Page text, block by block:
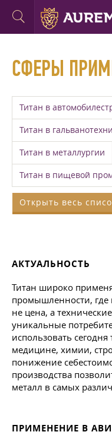
СФЕРЫ
Титан в
Титан в
Титан в металлургии
Титан в пищевой
Открыть весь
АКТУАЛЬНОСТЬ
Титан широко
промышленности, где
не цена, а
уникальные
использовать
медицине, химии,
понижение
производства
металл в самых
ПРИМЕНЕНИЕ В